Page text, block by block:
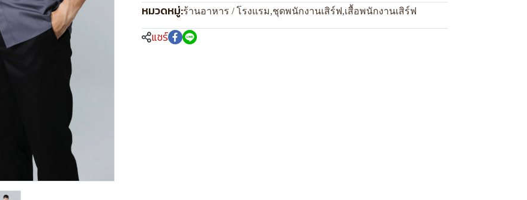
หมวดหมู่:ร้านอาหาร / โรงแรม,ชุดพนักงานเสิร์ฟ,เสื้อพนักงานเสิร์ฟ
แชร์